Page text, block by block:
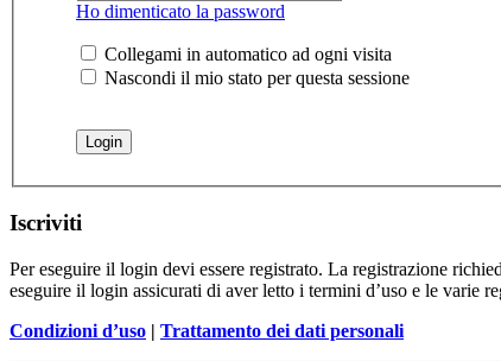
Ho dimenticato la password
Collegami in automatico ad ogni visita
Nascondi il mio stato per questa sessione
Iscriviti
Per eseguire il login devi essere registrato. La registrazione
eseguire il login assicurati di aver letto i termini d’uso e le varie
Condizioni d’uso | Trattamento dei dati personali